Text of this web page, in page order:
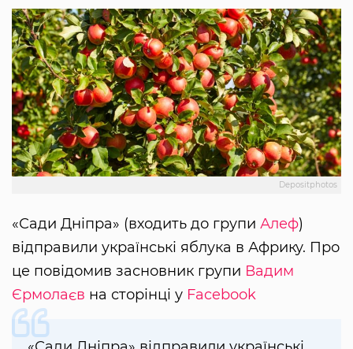
Depositphotos
«Сади Дніпра» (входить до групи Алеф)
відправили українські яблука в Африку. Про
це повідомив засновник групи Вадим
Єрмолаєв на сторінці у Facebook